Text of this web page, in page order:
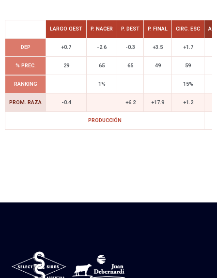
LARGO GEST P. NACER P. DEST P. FINAL CIRC. ESC
PRODUCCIÓN
DEP +0.7 -2.6 -0.3 +3.5 +1.7
% PREC. 29 65 65 49 59
RANKING 1% 15%
PROM. RAZA -0.4 +6.2 +17.9 +1.2